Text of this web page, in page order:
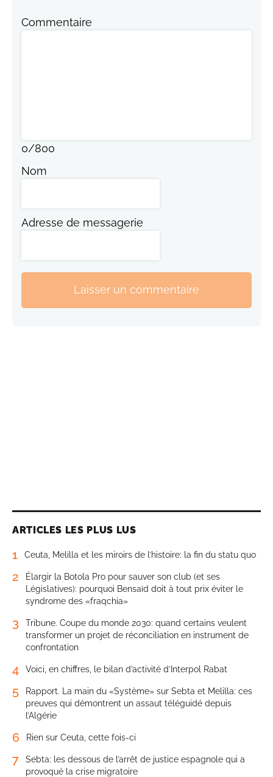
Commentaire
0/800
Nom
Adresse de messagerie
Laisser un commentaire
ARTICLES LES PLUS LUS
1 Ceuta, Melilla et les miroirs de l’histoire: la fin du statu quo
2
Élargir la Botola Pro pour sauver son club (et ses
Législatives): pourquoi Bensaïd doit à tout prix éviter le
syndrome des «fraqchia»
3
Tribune. Coupe du monde 2030: quand certains veulent
transformer un projet de réconciliation en instrument de
confrontation
4 Voici, en chiffres, le bilan d’activité d’Interpol Rabat
5
Rapport. La main du «Système» sur Sebta et Melilla: ces
preuves qui démontrent un assaut téléguidé depuis
l’Algérie
6 Rien sur Ceuta, cette fois-ci
7
Sebta: les dessous de l’arrêt de justice espagnole qui a
provoqué la crise migratoire